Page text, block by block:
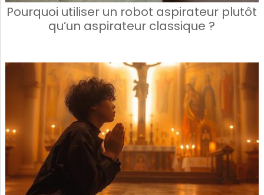
Pourquoi utiliser un robot aspirateur plutôt
qu’un aspirateur classique ?